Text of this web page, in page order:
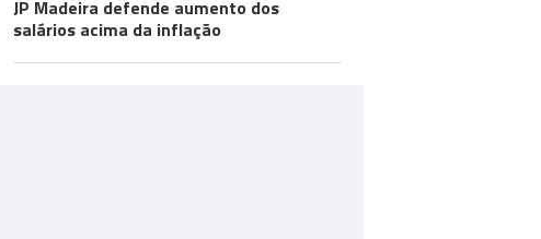
JP Madeira defende aumento dos
salários acima da inflação